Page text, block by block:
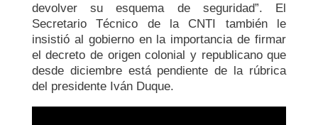
devolver su esquema de seguridad”. El
Secretario Técnico de la CNTI también le
insistió al gobierno en la importancia de firmar
el decreto de origen colonial y republicano que
desde diciembre está pendiente de la rúbrica
del presidente Iván Duque.